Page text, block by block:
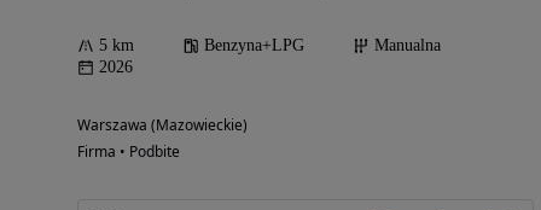
5 km Benzyna+LPG
Manualna
2026
Warszawa (Mazowieckie)
Firma • Podbite